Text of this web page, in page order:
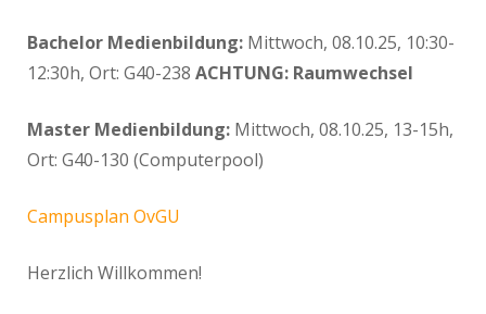
Bachelor Medienbildung: Mittwoch, 08.10.25, 10:30-
12:30h, Ort: G40-238 ACHTUNG: Raumwechsel
Master Medienbildung: Mittwoch, 08.10.25, 13-15h,
Ort: G40-130 (Computerpool)
Campusplan OvGU
Herzlich Willkommen!